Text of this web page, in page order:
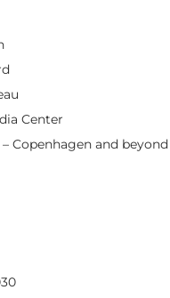
Center
Copenhagen and beyond